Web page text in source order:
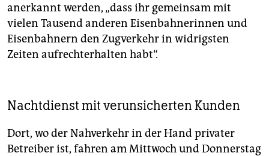
anerkannt werden, „dass ihr gemeinsam mit
vielen Tausend anderen Eisenbahnerinnen und
Eisenbahnern den Zugverkehr in widrigsten
Zeiten aufrechterhalten habt“.
Nachtdienst mit verunsicherten Kunden
Dort, wo der Nahverkehr in der Hand privater
Betreiber ist, fahren am Mittwoch und Donnerstag